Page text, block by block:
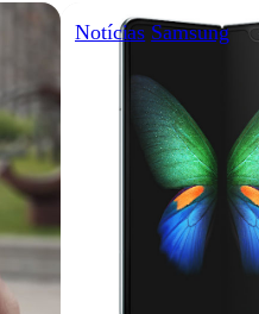
Notícias Samsung